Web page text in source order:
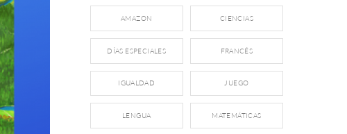
AMAZON CIENCIAS
DÍAS ESPECIALES FRANCÉS
IGUALDAD JUEGO
LENGUA MATEMÁTICAS